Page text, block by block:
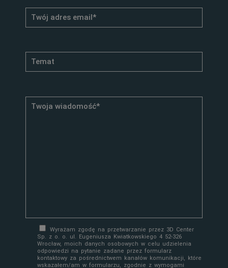
Wyrażam zgodę na przetwarzanie przez 3D Center
Sp. z o. o. ul. Eugeniusza Kwiatkowskiego 4 52-326
Wrocław, moich danych osobowych w celu udzielenia
odpowiedzi na pytanie zadane przez formularz
kontaktowy za pośrednictwem kanałów komunikacji, które
wskazałem/am w formularzu, zgodnie z wymogami